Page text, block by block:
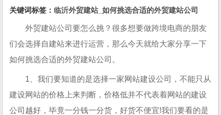
关键词标签： 临沂外贸建站_如何挑选合适的外贸建站公司
外贸建站公司要怎么挑？很多想要做跨境电商的朋友
们会选择自建站来进行运营，那么今天就给大家分享一下
如何挑选合适的外贸建站公司。
1、我们要知道的是选择一家网站建设公司，不能只从
建设网站的价格上来判断，价格低并不代表着网站的建设
公司越好，毕竟一分钱一分货，好货不便宜!我们要看的是